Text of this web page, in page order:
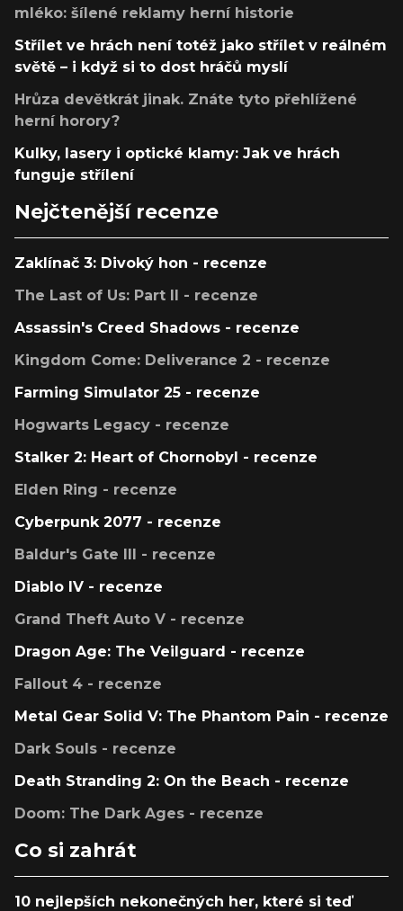
mléko: šílené reklamy herní historie
Střílet ve hrách není totéž jako střílet v reálném
světě – i když si to dost hráčů myslí
Hrůza devětkrát jinak. Znáte tyto přehlížené
herní horory?
Kulky, lasery i optické klamy: Jak ve hrách
funguje střílení
Nejčtenější recenze
Zaklínač 3: Divoký hon - recenze
The Last of Us: Part II - recenze
Assassin's Creed Shadows - recenze
Kingdom Come: Deliverance 2 - recenze
Farming Simulator 25 - recenze
Hogwarts Legacy - recenze
Stalker 2: Heart of Chornobyl - recenze
Elden Ring - recenze
Cyberpunk 2077 - recenze
Baldur's Gate III - recenze
Diablo IV - recenze
Grand Theft Auto V - recenze
Dragon Age: The Veilguard - recenze
Fallout 4 - recenze
Metal Gear Solid V: The Phantom Pain - recenze
Dark Souls - recenze
Death Stranding 2: On the Beach - recenze
Doom: The Dark Ages - recenze
Co si zahrát
10 nejlepších nekonečných her, které si teď